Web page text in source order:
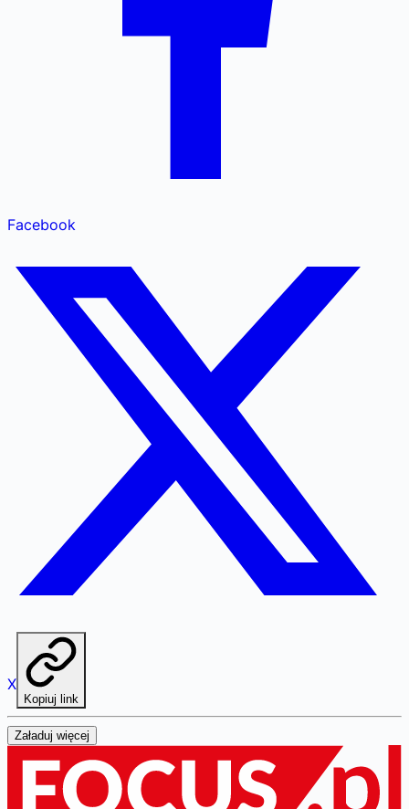
Facebook
X
Kopiuj link
Załaduj więcej